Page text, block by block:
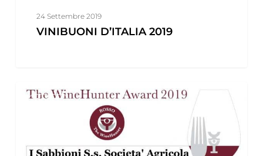
24 Settembre 2019
VINIBUONI D’ITALIA 2019
THE
PRESS